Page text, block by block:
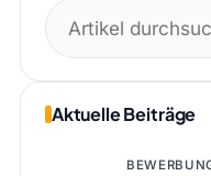
Suchen
nach:
Aktuelle Beiträge